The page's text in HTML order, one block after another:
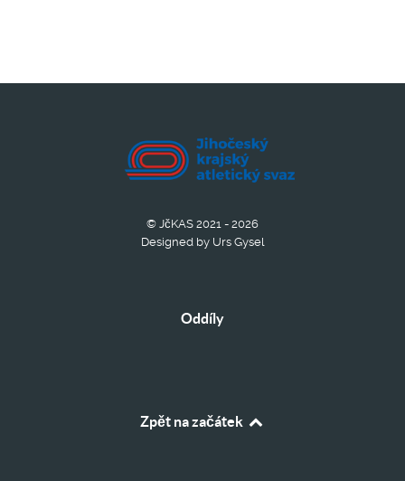
© JčKAS 2021 - 2026
Designed by Urs Gysel
Oddíly
Zpět na začátek